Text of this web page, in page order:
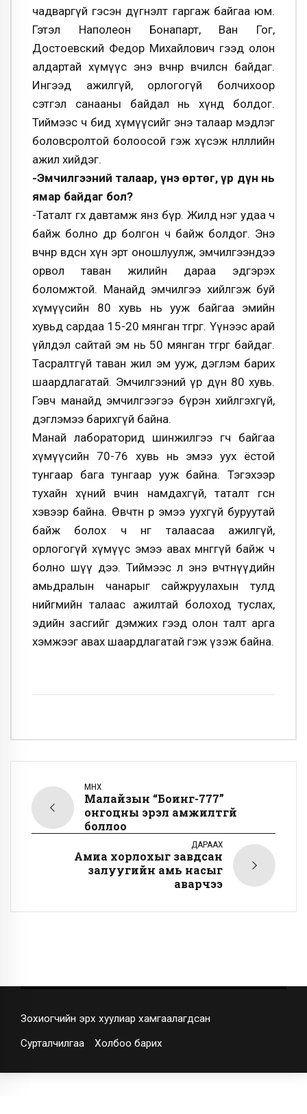
чадваргүй гэсэн дүгнэлт гаргаж байгаа юм.
Гэтэл Наполеон Бонапарт, Ван Гог,
Достоевский Федор Михайлович гээд олон
алдартай хүмүүс энэ өвчнөөр өвчилсөн байдаг.
Ингээд ажилгүй, орлогогүй болчихоор
сэтгэл санааны байдал нь хүнд болдог.
Тиймээс ч бид хүмүүсийг энэ талаар мэдлэг
боловсролтой болоосой гэж хүсэж нөлөөллийн
ажил хийдэг.
-Эмчилгээний талаар, үнэ өртөг, үр дүн нь
ямар байдаг бол?
-Таталт өгөх давтамж янз бүр. Жилд нэг удаа ч
байж болно өдөр болгон ч байж болдог. Энэ
өвчнөөр өвдсөн хүн эрт оношлуулж, эмчилгээндээ
орвол таван жилийн дараа эдгэрэх
боломжтой. Манайд эмчилгээ хийлгэж буй
хүмүүсийн 80 хувь нь ууж байгаа эмийн
хувьд сардаа 15-20 мянган төгрөг. Үүнээс арай
үйлдэл сайтай эм нь 50 мянган төгрөг байдаг.
Тасралтгүй таван жил эм ууж, дэглэм барих
шаардлагатай. Эмчилгээний үр дүн 80 хувь.
Гэвч манайд эмчилгээгээ бүрэн хийлгэхгүй,
дэглэмээ барихгүй байна.
Манай лабораторид шинжилгээ өгч байгаа
хүмүүсийн 70-76 хувь нь эмээ уух ёстой
тунгаар бага тунгаар ууж байна. Тэгэхээр
тухайн хүний өвчин намдахгүй, таталт өгсөн
хэвээр байна. Өвчтөн өөрөө эмээ уухгүй буруутай
байж болох ч нөгөө талаасаа ажилгүй,
орлогогүй хүмүүс эмээ авах мөнгөгүй байж ч
болно шүү дээ. Тиймээс л энэ өвчтөнүүдийн
амьдралын чанарыг сайжруулахын тулд
нийгмийн талаас ажилтай болоход туслах,
эдийн засгийг дэмжих гээд олон талт арга
хэмжээг авах шаардлагатай гэж үзэж байна.
ӨМНӨХ
Малайзын “Боинг-777”
онгоцны эрэл амжилтгүй
боллоо
ДАРААХ
Амиа хорлохыг завдсан
залуугийн амь насыг
аварчээ
Зохиогчийн эрх хуулиар хамгаалагдсан
Сурталчилгаа Холбоо барих